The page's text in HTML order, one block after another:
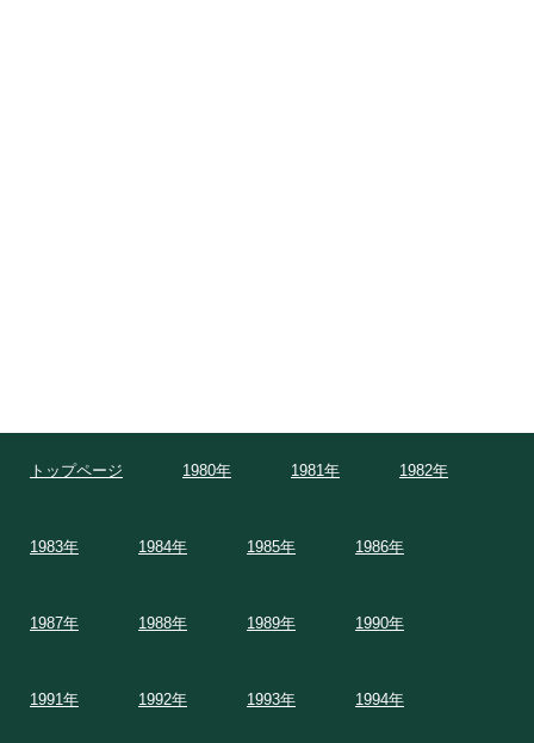
トップページ 1980年 1981年 1982年
1983年 1984年 1985年 1986年
1987年 1988年 1989年 1990年
1991年 1992年 1993年 1994年